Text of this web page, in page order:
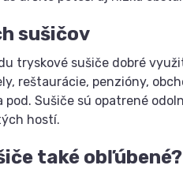
sušičov
tryskové sušiče dobré
reštaurácie, penzióny,
Sušiče sú opatrené
hostí.
také obľúbené?